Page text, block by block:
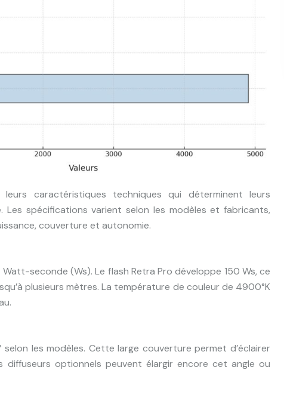
caractéristiques techniques qui déterminent leurs
spécifications varient selon les modèles et fabricants,
couverture et autonomie.
seconde (Ws). Le flash Retra Pro développe 150 Ws, ce
plusieurs mètres. La température de couleur de 4900°K
selon les modèles. Cette large couverture permet d’éclairer
diffuseurs optionnels peuvent élargir encore cet angle ou